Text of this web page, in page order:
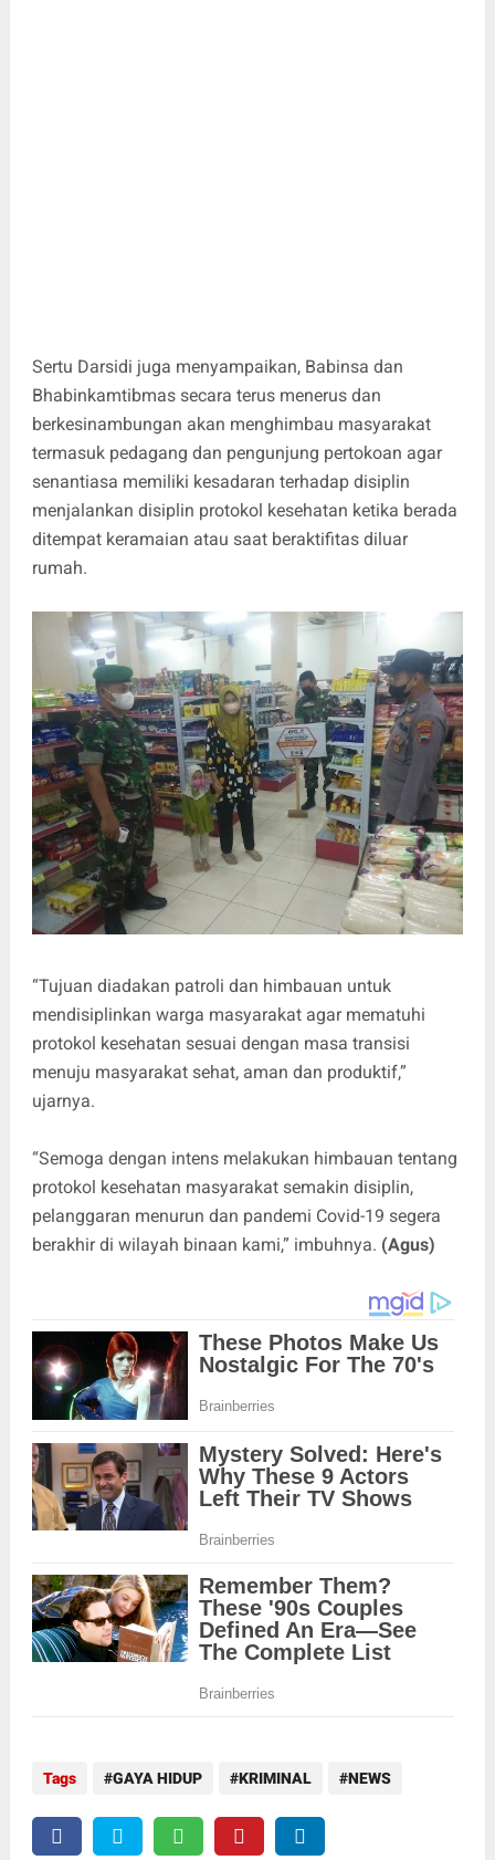
Sertu Darsidi juga menyampaikan, Babinsa dan
Bhabinkamtibmas secara terus menerus dan
berkesinambungan akan menghimbau masyarakat
termasuk pedagang dan pengunjung pertokoan agar
senantiasa memiliki kesadaran terhadap disiplin
menjalankan disiplin protokol kesehatan ketika berada
ditempat keramaian atau saat beraktifitas diluar
rumah.
“Tujuan diadakan patroli dan himbauan untuk
mendisiplinkan warga masyarakat agar mematuhi
protokol kesehatan sesuai dengan masa transisi
menuju masyarakat sehat, aman dan produktif,”
ujarnya.
“Semoga dengan intens melakukan himbauan tentang
protokol kesehatan masyarakat semakin disiplin,
pelanggaran menurun dan pandemi Covid-19 segera
berakhir di wilayah binaan kami,” imbuhnya. (Agus)
Tags GAYA HIDUP KRIMINAL NEWS